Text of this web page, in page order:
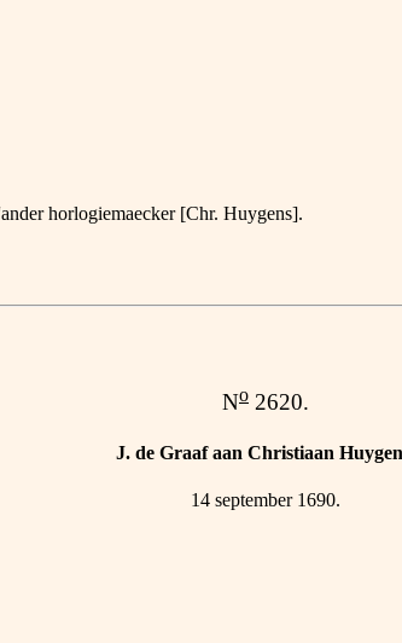
horlogiemaecker [Chr. Huygens].
No 2620.
J. de Graaf aan Christiaan
14 september 1690.